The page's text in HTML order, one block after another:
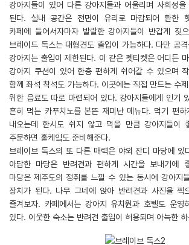
강아지들이 있어 다른 강아지들과 어울리며 사회성을
된다. 실내 공간은 전면이 유리로 마감되어 환한
카페에 들어서자마자 발랄한 강아지들이 반갑게 짖
브레이드 독스는 대형견도 출입이 가능하다. 다만 공
강아지는 출입이 제한된다. 이 같은 펫티켓은 어디든
강아지 쿠션이 있어 한층 편하게 쉬어갈 수 있으며
함께 좌석 착석도 가능하다. 이곳에는 직접 만드는 수
위한 음료도 따로 마련되어 있다. 강아지들에게 인기
흔히 먹는 카푸치노를 본뜬 재미난 메뉴다. 먹기 편
내오는데 한시도 쉬지 않고 먹을 만큼 강아지들이
주문하면 홀케잌도 준비해준다.
브레이브 독스의 또 다른 매력은 야외 잔디 마당에 있
아담한 마당은 반려견과 편하게 시간을 보내기에
마당은 제주도의 정취를 느낄 수 있는 동시에 강아지
장치가 된다. 나무 그네에 앉아 반려견과 사진을 찍
즐겨보자. 카페에서는 강아지 유치원과 호텔도 운영
있다. 이웃한 숙소는 반려견 출입이 허용되며 아늑한